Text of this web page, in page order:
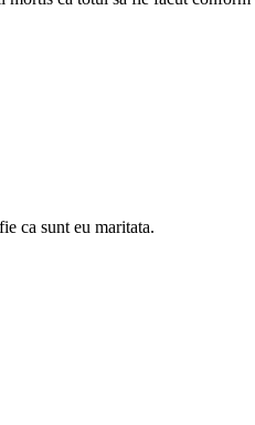
ca sunt eu maritata.